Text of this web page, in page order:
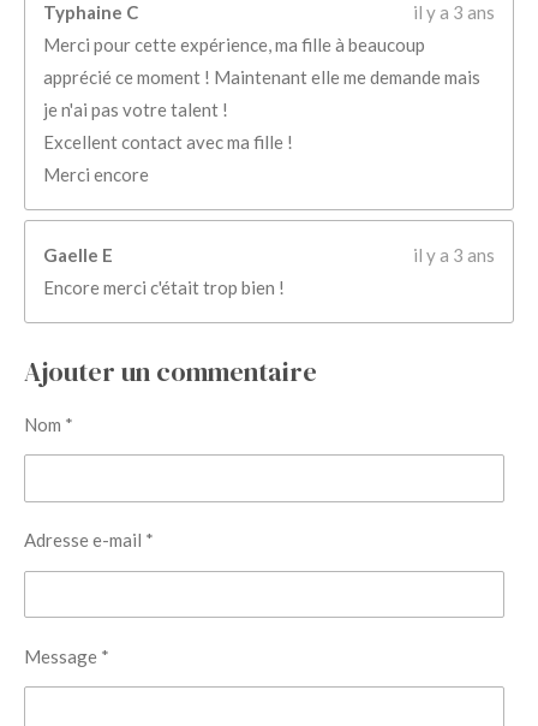
Typhaine C
il y a 3 ans
Merci pour cette expérience, ma fille à beaucoup
apprécié ce moment ! Maintenant elle me demande mais
je n'ai pas votre talent !
Excellent contact avec ma fille !
Merci encore
Gaelle E
il y a 3 ans
Encore merci c'était trop bien !
Ajouter un commentaire
Nom *
Adresse e-mail *
Message *